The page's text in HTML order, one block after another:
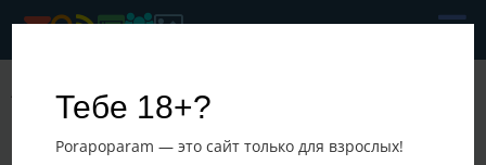
Тебе 18+?
Porapoparam — это сайт только для взрослых!
Andru
27-06-2026 04:19